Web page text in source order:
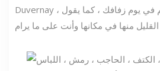
Duvernay ، فاستعرضهم في يوم زفافك ، كما يقول Derek J.